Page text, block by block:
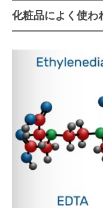
化粧品によく使わ